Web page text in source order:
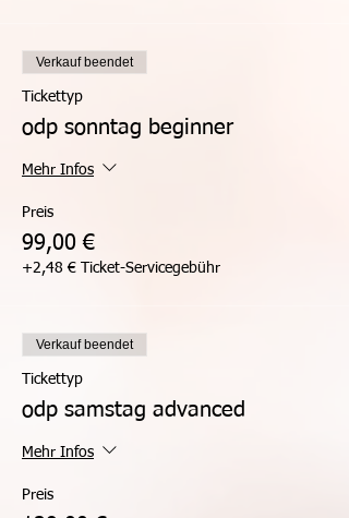
Verkauf beendet
Tickettyp
odp sonntag beginner
Mehr Infos
Preis
99,00 €
+2,48 € Ticket-Servicegebühr
Verkauf beendet
Tickettyp
odp samstag advanced
Mehr Infos
Preis